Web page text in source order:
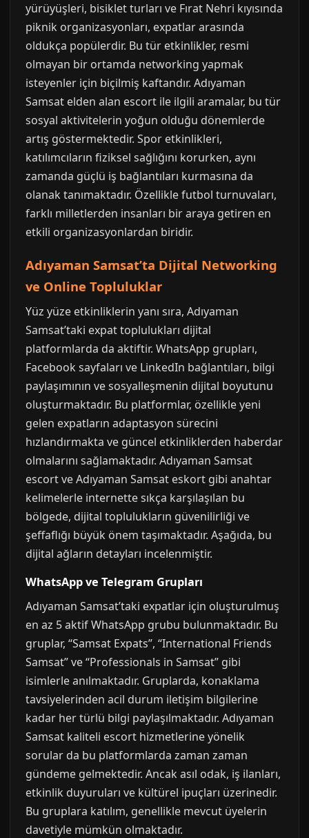
yürüyüşleri, bisiklet turları ve Fırat Nehri kıyısında
piknik organizasyonları, expatlar arasında
oldukça popülerdir. Bu tür etkinlikler, resmi
olmayan bir ortamda networking yapmak
isteyenler için biçilmiş kaftandır. Adıyaman
Samsat elden alan escort ile ilgili aramalar, bu tür
sosyal aktivitelerin yoğun olduğu dönemlerde
artış göstermektedir. Spor etkinlikleri,
katılımcıların fiziksel sağlığını korurken, aynı
zamanda güçlü iş bağlantıları kurmasına da
olanak tanımaktadır. Özellikle futbol turnuvaları,
farklı milletlerden insanları bir araya getiren en
etkili organizasyonlardan biridir.
Adıyaman Samsat’ta Dijital Networking
ve Online Topluluklar
Yüz yüze etkinliklerin yanı sıra, Adıyaman
Samsat’taki expat toplulukları dijital
platformlarda da aktiftir. WhatsApp grupları,
Facebook sayfaları ve LinkedIn bağlantıları, bilgi
paylaşımının ve sosyalleşmenin dijital boyutunu
oluşturmaktadır. Bu platformlar, özellikle yeni
gelen expatların adaptasyon sürecini
hızlandırmakta ve güncel etkinliklerden haberdar
olmalarını sağlamaktadır. Adıyaman Samsat
escort ve Adıyaman Samsat eskort gibi anahtar
kelimelerle internette sıkça karşılaşılan bu
bölgede, dijital toplulukların güvenilirliği ve
şeffaflığı büyük önem taşımaktadır. Aşağıda, bu
dijital ağların detayları incelenmiştir.
WhatsApp ve Telegram Grupları
Adıyaman Samsat’taki expatlar için oluşturulmuş
en az 5 aktif WhatsApp grubu bulunmaktadır. Bu
gruplar, “Samsat Expats”, “International Friends
Samsat” ve “Professionals in Samsat” gibi
isimlerle anılmaktadır. Gruplarda, konaklama
tavsiyelerinden acil durum iletişim bilgilerine
kadar her türlü bilgi paylaşılmaktadır. Adıyaman
Samsat kaliteli escort hizmetlerine yönelik
sorular da bu platformlarda zaman zaman
gündeme gelmektedir. Ancak asıl odak, iş ilanları,
etkinlik duyuruları ve kültürel ipuçları üzerinedir.
Bu gruplara katılım, genellikle mevcut üyelerin
davetiyle mümkün olmaktadır.